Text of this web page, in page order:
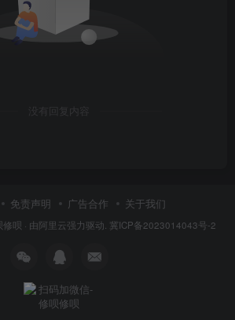
毒软件即可，无需关闭Windows
没有回复内容
免责声明 广告合作 关于我们
修呗 · 由阿里云强力驱动. 冀ICP备2023014043号-2